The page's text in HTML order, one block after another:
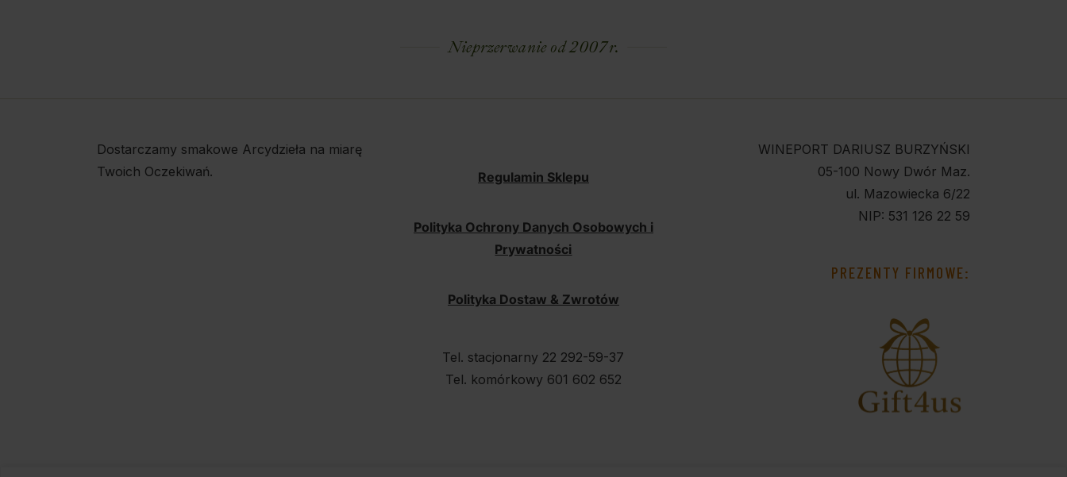
Nieprzerwanie od 2007 r.
Dostarczamy smakowe Arcydzieła na miarę
Twoich Oczekiwań.
Regulamin Sklepu
Polityka Ochrony Danych Osobowych i
Prywatności
Polityka Dostaw & Zwrotów
Tel. stacjonarny 22 292-59-37
Tel. komórkowy 601 602 652
WINEPORT DARIUSZ BURZYŃSKI
05-100 Nowy Dwór Maz.
ul. Mazowiecka 6/22
NIP: 531 126 22 59
PREZENTY FIRMOWE: